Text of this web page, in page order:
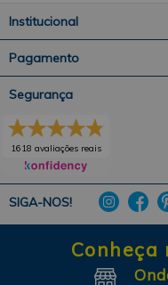
Institucional
Pagamento
SIGA-NOS!
Segurança
1618 avaliações reais
Conheça